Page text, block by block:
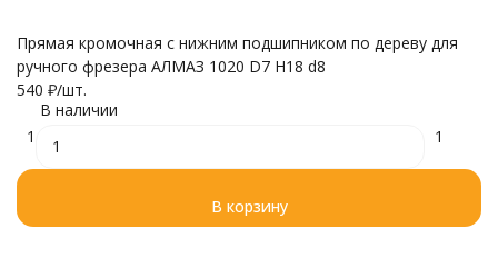
Прямая кромочная с нижним подшипником по дереву для
ручного фрезера АЛМАЗ 1020 D7 H18 d8
540 ₽/шт.
В наличии
1
1
В корзину